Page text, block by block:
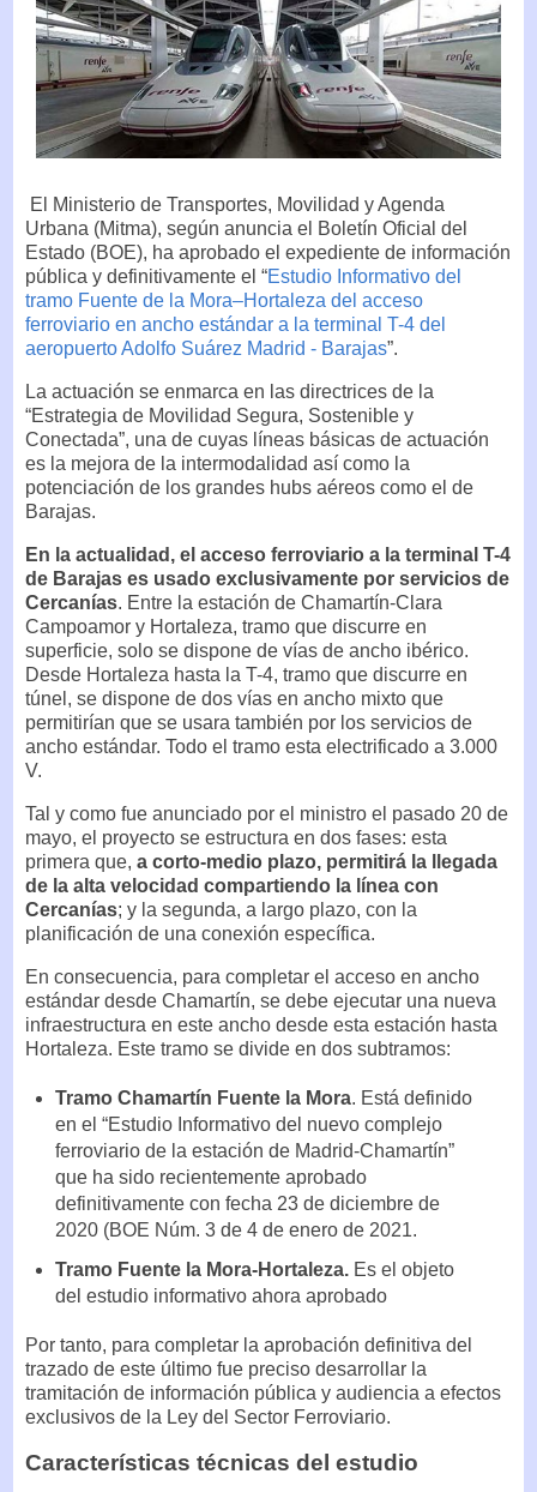
El Ministerio de Transportes, Movilidad y Agenda
Urbana (Mitma), según anuncia el Boletín Oficial del
Estado (BOE), ha aprobado el expediente de información
pública y definitivamente el “Estudio Informativo del
tramo Fuente de la Mora–Hortaleza del acceso
ferroviario en ancho estándar a la terminal T-4 del
aeropuerto Adolfo Suárez Madrid - Barajas”.
La actuación se enmarca en las directrices de la
“Estrategia de Movilidad Segura, Sostenible y
Conectada”, una de cuyas líneas básicas de actuación
es la mejora de la intermodalidad así como la
potenciación de los grandes hubs aéreos como el de
Barajas.
En la actualidad, el acceso ferroviario a la terminal T-4
de Barajas es usado exclusivamente por servicios de
Cercanías. Entre la estación de Chamartín-Clara
Campoamor y Hortaleza, tramo que discurre en
superficie, solo se dispone de vías de ancho ibérico.
Desde Hortaleza hasta la T-4, tramo que discurre en
túnel, se dispone de dos vías en ancho mixto que
permitirían que se usara también por los servicios de
ancho estándar. Todo el tramo esta electrificado a 3.000
V.
Tal y como fue anunciado por el ministro el pasado 20 de
mayo, el proyecto se estructura en dos fases: esta
primera que, a corto-medio plazo, permitirá la llegada
de la alta velocidad compartiendo la línea con
Cercanías; y la segunda, a largo plazo, con la
planificación de una conexión específica.
En consecuencia, para completar el acceso en ancho
estándar desde Chamartín, se debe ejecutar una nueva
infraestructura en este ancho desde esta estación hasta
Hortaleza. Este tramo se divide en dos subtramos:
Tramo Chamartín Fuente la Mora. Está definido
en el “Estudio Informativo del nuevo complejo
ferroviario de la estación de Madrid-Chamartín”
que ha sido recientemente aprobado
definitivamente con fecha 23 de diciembre de
2020 (BOE Núm. 3 de 4 de enero de 2021.
Tramo Fuente la Mora-Hortaleza.Es el objeto
del estudio informativo ahora aprobado
Por tanto, para completar la aprobación definitiva del
trazado de este último fue preciso desarrollar la
tramitación de información pública y audiencia a efectos
exclusivos de la Ley del Sector Ferroviario.
Características técnicas del estudio